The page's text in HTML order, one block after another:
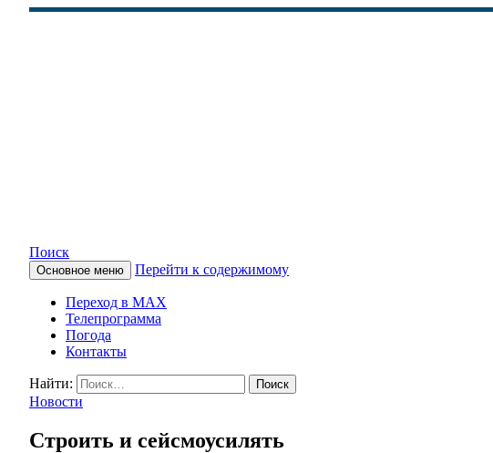
КАМЧАТСКОЕ
Поиск
Основное меню Перейти к содержимому
Переход в MAX
Телепрограмма
Погода
Контакты
Найти:
Новости
Строить и сейсмоусилять